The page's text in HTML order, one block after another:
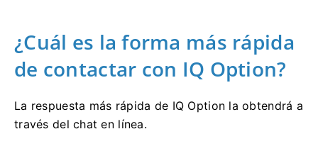
¿Cuál es la forma más rápida
de contactar con IQ Option?
La respuesta más rápida de IQ Option la obtendrá a
través del chat en línea.